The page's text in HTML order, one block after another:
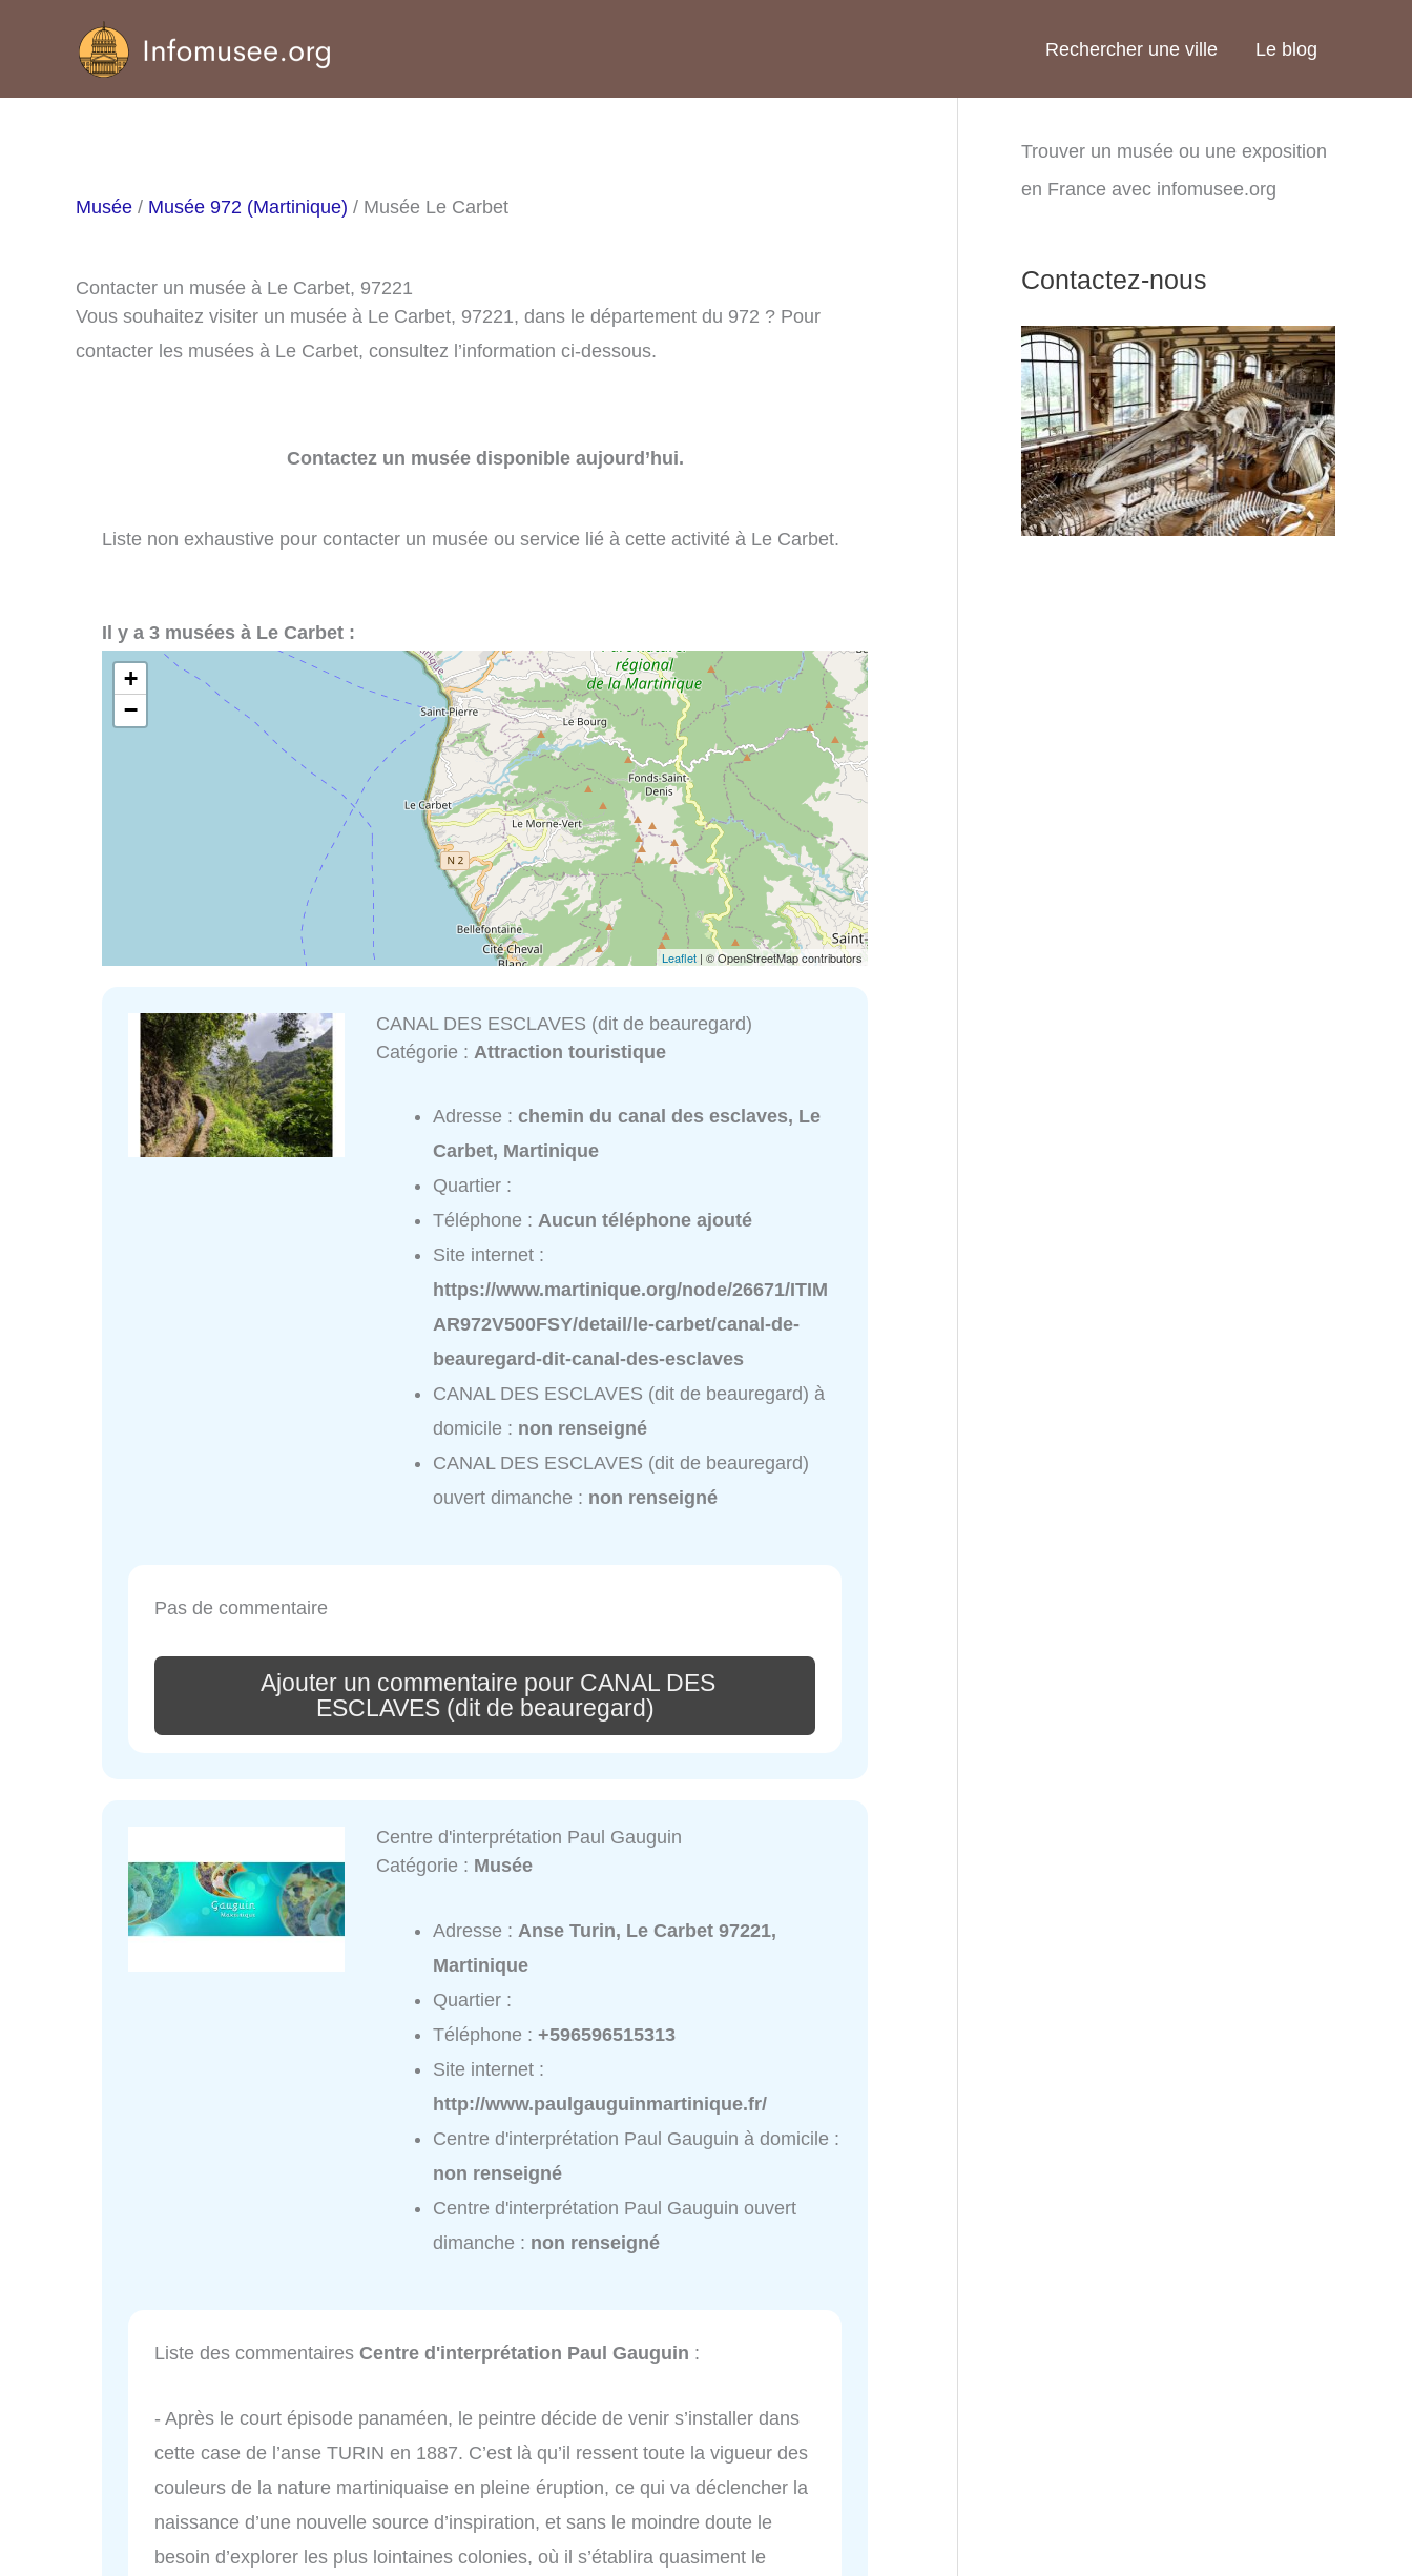
Rechercher une ville Le blog
Musée / Musée 972 (Martinique) / Musée Le Carbet
Contacter un musée à Le Carbet, 97221
Vous souhaitez visiter un musée à Le Carbet, 97221, dans le département du 972 ? Pour
contacter les musées à Le Carbet, consultez l’information ci-dessous.
Contactez un musée disponible aujourd’hui.
Liste non exhaustive pour contacter un musée ou service lié à cette activité à Le Carbet.
Il y a 3 musées à Le Carbet :
+
−
Leaflet | © OpenStreetMap contributors
CANAL DES ESCLAVES (dit de beauregard)
Catégorie : Attraction touristique
Adresse :chemin du canal des esclaves, Le
Carbet, Martinique
Quartier :
Téléphone :Aucun téléphone ajouté
Site internet :
https://www.martinique.org/node/26671/ITIM
AR972V500FSY/detail/le-carbet/canal-de-
beauregard-dit-canal-des-esclaves
CANAL DES ESCLAVES (dit de beauregard) à
domicile : non renseigné
CANAL DES ESCLAVES (dit de beauregard)
ouvert dimanche : non renseigné
Pas de commentaire
Ajouter un commentaire pour CANAL DES
ESCLAVES (dit de beauregard)
Centre d'interprétation Paul Gauguin
Catégorie : Musée
Adresse :Anse Turin, Le Carbet 97221,
Martinique
Quartier :
Téléphone :+596596515313
Site internet :
http://www.paulgauguinmartinique.fr/
Centre d'interprétation Paul Gauguin à domicile :
non renseigné
Centre d'interprétation Paul Gauguin ouvert
dimanche : non renseigné
Liste des commentaires Centre d'interprétation Paul Gauguin :
- Après le court épisode panaméen, le peintre décide de venir s’installer dans
cette case de l’anse TURIN en 1887. C’est là qu’il ressent toute la vigueur des
couleurs de la nature martiniquaise en pleine éruption, ce qui va déclencher la
naissance d’une nouvelle source d’inspiration, et sans le moindre doute le
besoin d’explorer les plus lointaines colonies, où il s’établira quasiment le
Trouver un musée ou une exposition
en France avec infomusee.org
Contactez-nous